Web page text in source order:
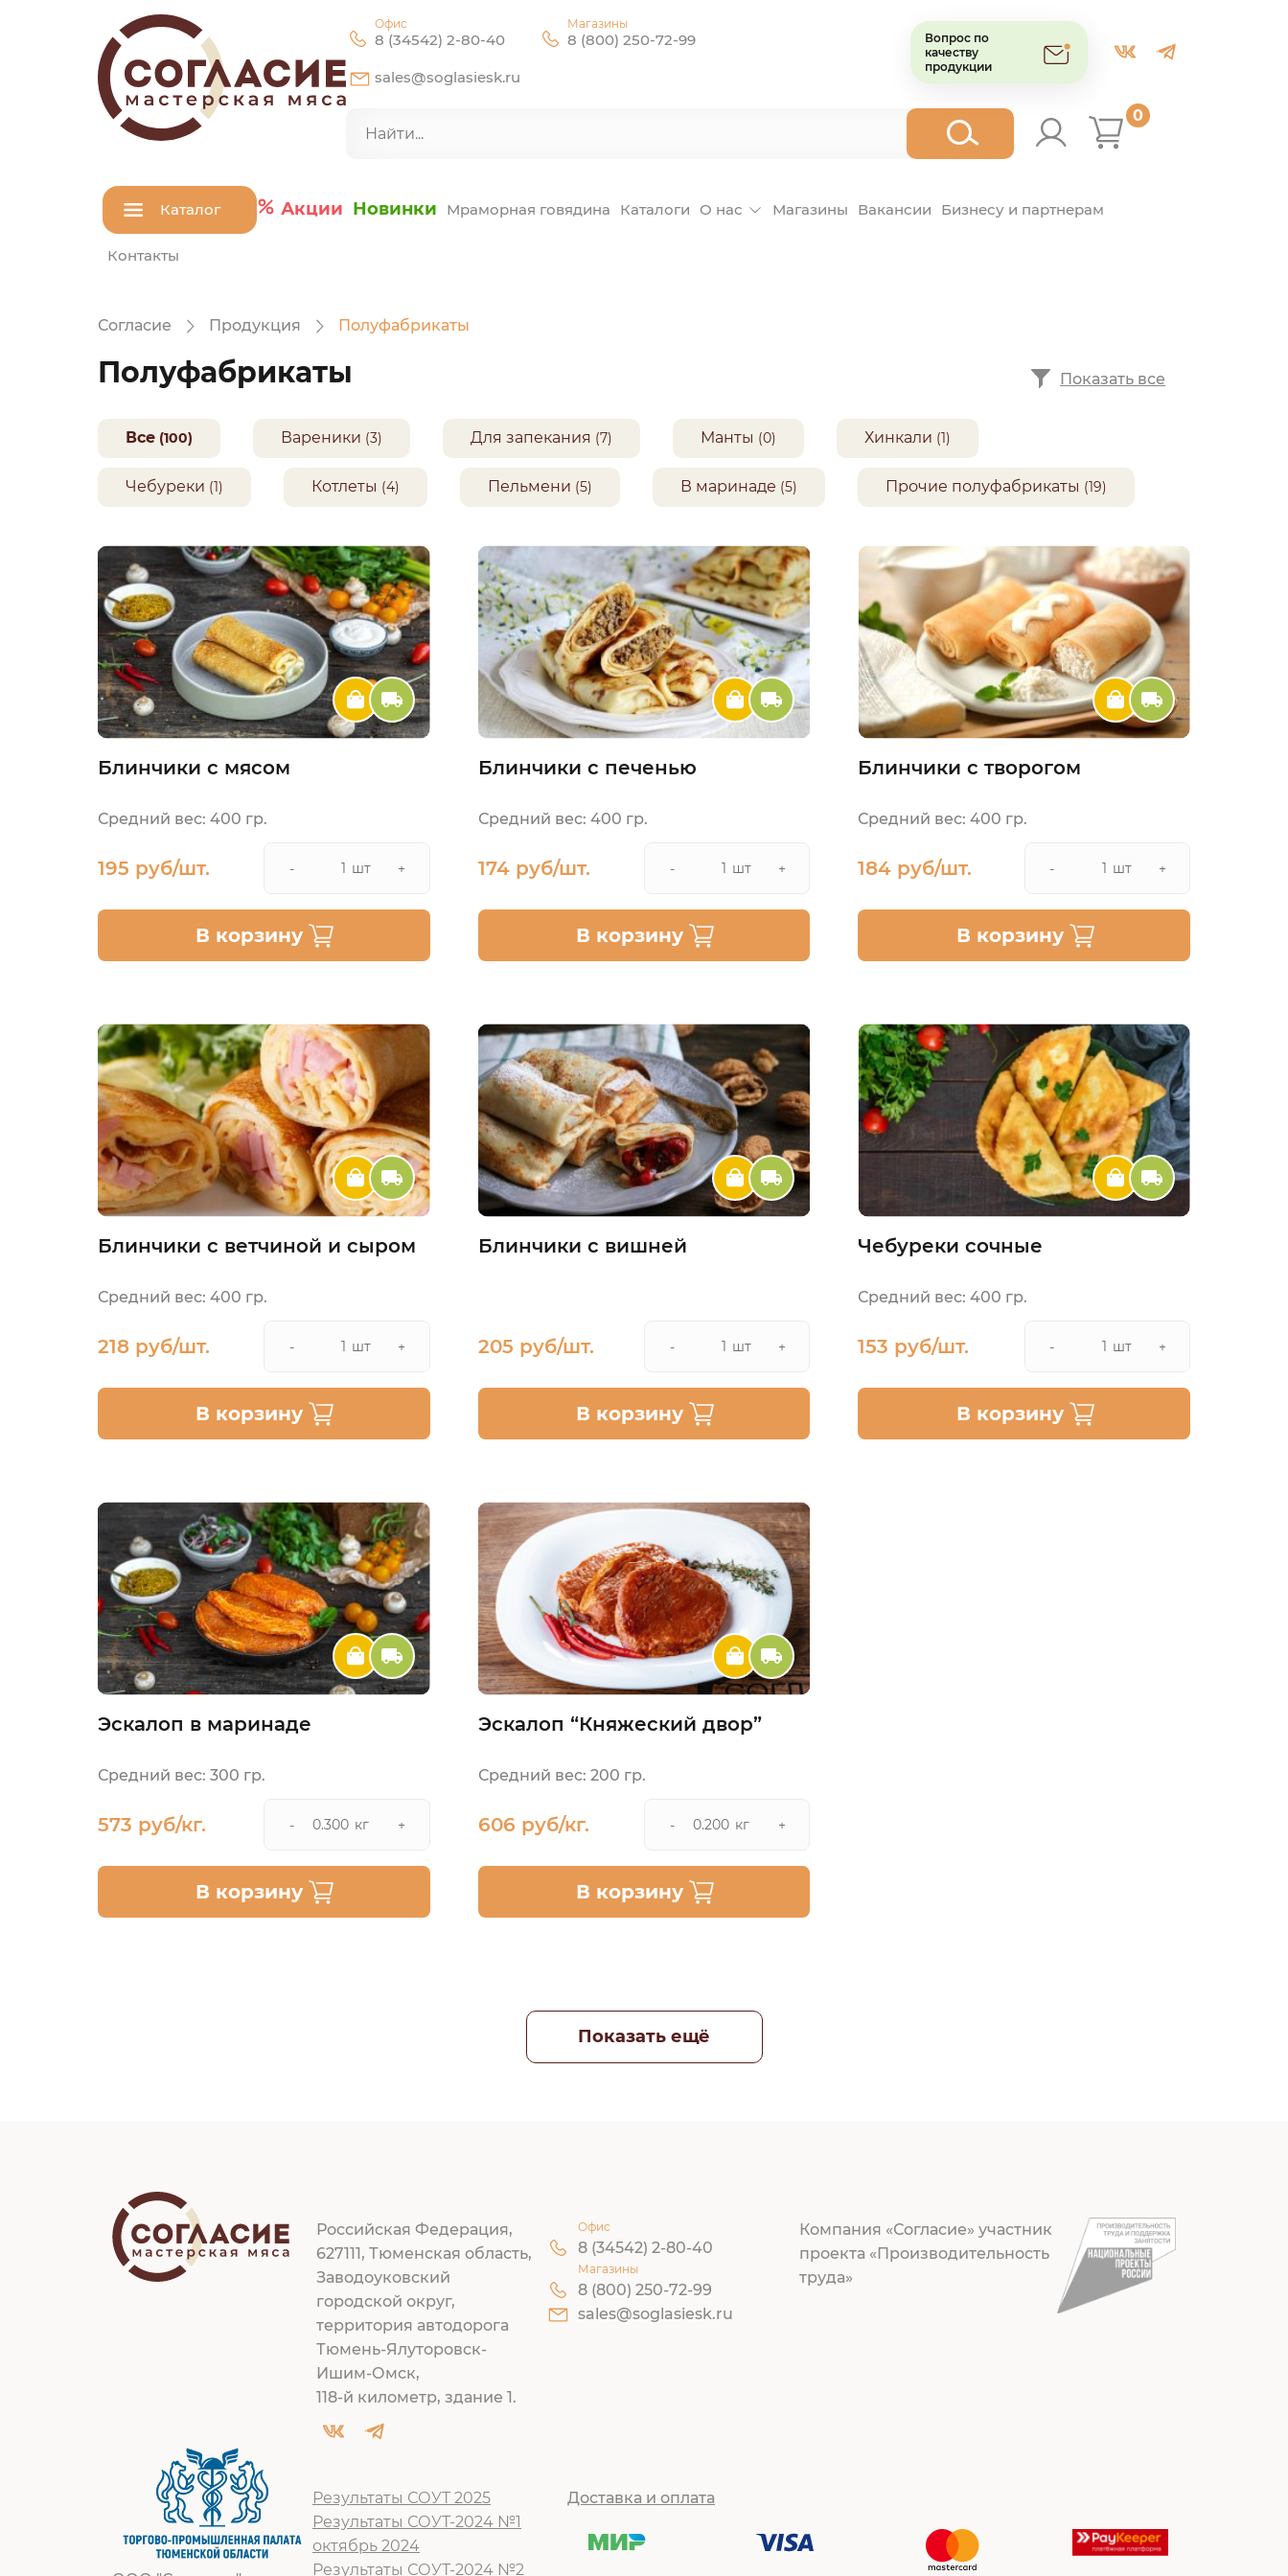
Офис
8 (34542) 2-80-40
Магазины
8 (800) 250-72-99
sales@soglasiesk.ru
Вопрос по
качеству
продукции
0
Каталог Акции Новинки Мраморная говядина Каталоги О нас Магазины Вакансии Бизнесу и партнерам
Контакты
Согласие Продукция Полуфабрикаты
Полуфабрикаты Показать все
Все (100) Вареники (3) Для запекания (7) Манты (0) Хинкали (1)
Чебуреки (1) Котлеты (4) Пельмени (5) В маринаде (5) Прочие полуфабрикаты (19)
Блинчики с мясом
Средний вес: 400 гр.
195 руб/шт. - шт +
В корзину
Блинчики с печенью
Средний вес: 400 гр.
174 руб/шт. - шт +
В корзину
Блинчики с творогом
Средний вес: 400 гр.
184 руб/шт. - шт +
В корзину
Блинчики с ветчиной и сыром
Средний вес: 400 гр.
218 руб/шт. - шт +
В корзину
Блинчики с вишней
205 руб/шт. - шт +
В корзину
Чебуреки сочные
Средний вес: 400 гр.
153 руб/шт. - шт +
В корзину
Эскалоп в маринаде
Средний вес: 300 гр.
573 руб/кг. - кг +
В корзину
Эскалоп “Княжеский двор”
Средний вес: 200 гр.
606 руб/кг. - кг +
В корзину
Показать ещё
Российская Федерация,
627111, Тюменская область,
Заводоуковский
городской округ,
территория автодорога
Тюмень-Ялуторовск-
Ишим-Омск,
118-й километр, здание 1.
Офис
8 (34542) 2-80-40
Магазины
8 (800) 250-72-99
sales@soglasiesk.ru
Компания «Согласие» участник
проекта «Производительность
труда»
Результаты СОУТ 2025
Результаты СОУТ-2024 №1
октябрь 2024
Результаты СОУТ-2024 №2
Доставка и оплата